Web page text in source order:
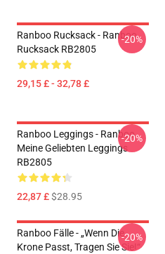
Ranboo Rucksack - Ranboo
Rucksack RB2805
29,15 £ - 32,78 £
-20%
Ranboo Leggings - Ranboo
Meine Geliebten Leggings
RB2805
22,87 £$28.95
-20%
Ranboo Fälle - „Wenn Die
Krone Passt, Tragen Sie Sie!“
-20%